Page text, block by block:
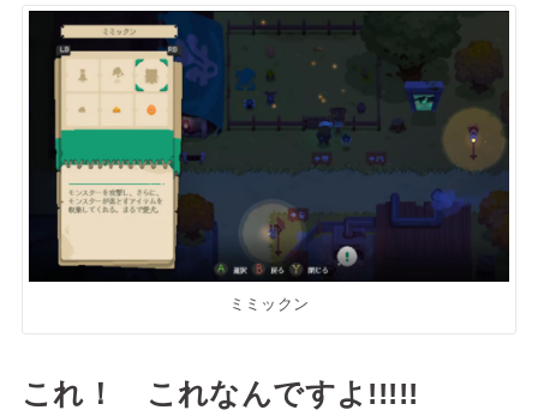
ミミックン
これ！ これなんですよ!!!!!